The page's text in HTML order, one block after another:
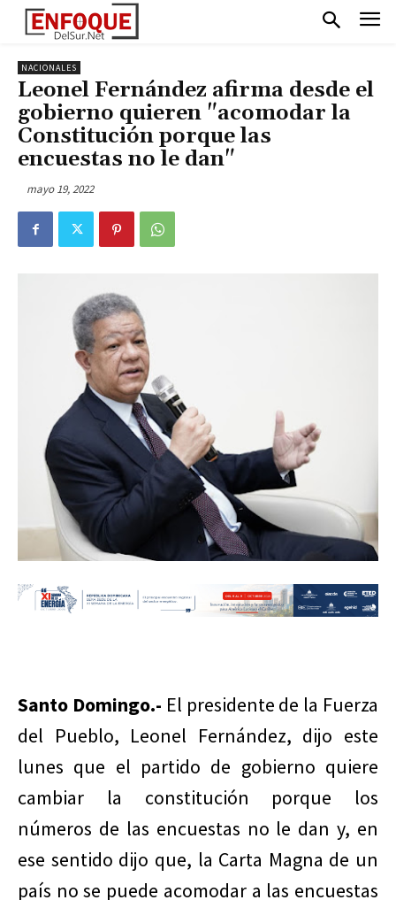
NACIONALES
Leonel Fernández afirma desde el
gobierno quieren "acomodar la
Constitución porque las
encuestas no le dan"
mayo 19, 2022
Santo Domingo.- El presidente de la Fuerza
del Pueblo, Leonel Fernández, dijo este
lunes que el partido de gobierno quiere
cambiar la constitución porque los
números de las encuestas no le dan y, en
ese sentido dijo que, la Carta Magna de un
país no se puede acomodar a las encuestas